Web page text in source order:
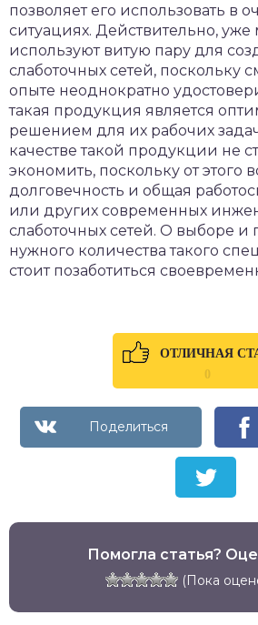
позволяет его использовать в
ситуациях. Действительно, уже
используют витую пару для
слаботочных сетей, поскольку
опыте неоднократно
такая продукция является
решением для их рабочих
качестве такой продукции не
экономить, поскольку от этого
долговечность и общая
или других современных
слаботочных сетей. О выборе и
нужного количества такого
стоит позаботиться
ОТЛИЧНАЯ
0
Помогла статья?
(Пока